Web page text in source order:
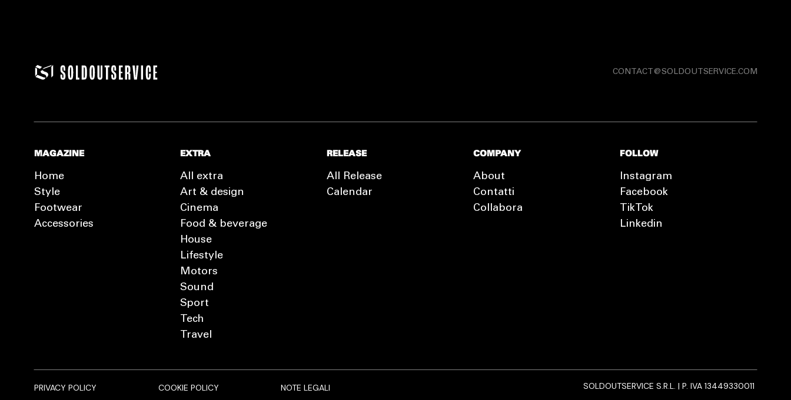
CONTACT@SOLDOUTSERVICE.COM
MAGAZINE
Home
Style
Footwear
Accessories
EXTRA
All extra
Art & design
Cinema
Food & beverage
House
Lifestyle
Motors
Sound
Sport
Tech
Travel
RELEASE
All Release
Calendar
COMPANY
About
Contatti
Collabora
FOLLOW
Instagram
Facebook
TikTok
Linkedin
PRIVACY POLICY COOKIE POLICY NOTE LEGALI SOLDOUTSERVICE S.R.L. | P. IVA 13449330011